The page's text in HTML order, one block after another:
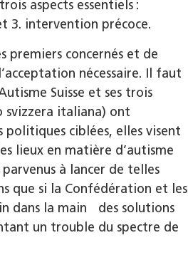
aspects essentiels :
3. intervention précoce.
premiers concernés et de
nécessaire. Il faut
Suisse et ses trois
svizzera italiana) ont
ciblées, elles visent
lieux en matière d’autisme
à lancer de telles
que si la Confédération et les
dans la main des solutions
un trouble du spectre de